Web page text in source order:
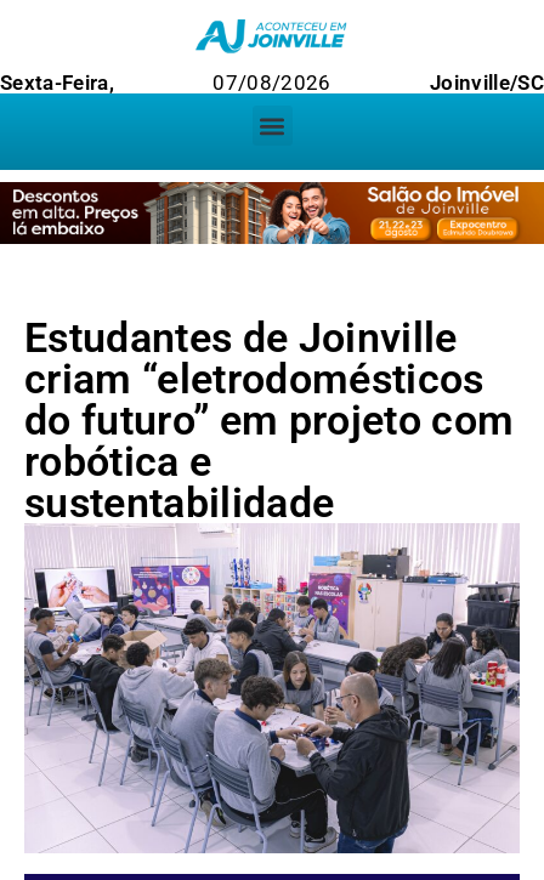
Sexta-Feira, 07/08/2026 Joinville/SC
Estudantes de Joinville
criam “eletrodomésticos
do futuro” em projeto com
robótica e
sustentabilidade